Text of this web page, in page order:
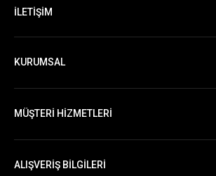
İLETİŞİM
KURUMSAL
MÜŞTERİ HİZMETLERİ
ALIŞVERİŞ BİLGİLERİ